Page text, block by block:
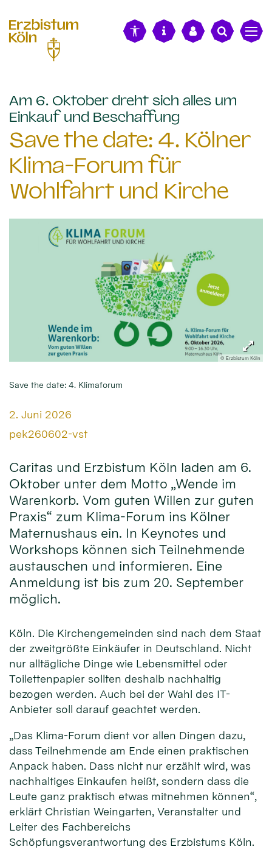
Am 6. Oktober dreht sich alles um
Einkauf und Beschaffung
Save the date: 4. Kölner
Klima-Forum für
Wohlfahrt und Kirche
© Erzbistum Köln
Save the date: 4. Klimaforum
Datum:
2. Juni 2026
Von:
pek260602-vst
Caritas und Erzbistum Köln laden am 6.
Oktober unter dem Motto „Wende im
Warenkorb. Vom guten Willen zur guten
Praxis“ zum Klima-Forum ins Kölner
Maternushaus ein. In Keynotes und
Workshops können sich Teilnehmende
austauschen und informieren. Eine
Anmeldung ist bis zum 20. September
möglich.
Köln. Die Kirchengemeinden sind nach dem Staat
der zweitgrößte Einkäufer in Deutschland. Nicht
nur alltägliche Dinge wie Lebensmittel oder
Toilettenpapier sollten deshalb nachhaltig
bezogen werden. Auch bei der Wahl des IT-
Anbieter soll darauf geachtet werden.
„Das Klima-Forum dient vor allen Dingen dazu,
dass Teilnehmende am Ende einen praktischen
Anpack haben. Dass nicht nur erzählt wird, was
nachhaltiges Einkaufen heißt, sondern dass die
Leute ganz praktisch etwas mitnehmen können“,
erklärt Christian Weingarten, Veranstalter und
Leiter des Fachbereichs
Schöpfungsverantwortung des Erzbistums Köln.